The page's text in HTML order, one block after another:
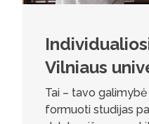
Vilniaus
Tai – tavo
formuoti studijas